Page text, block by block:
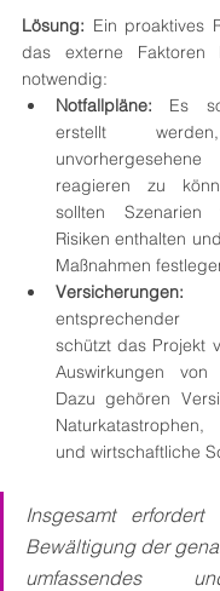
Lösung: Ein proaktives
das externe Faktoren
notwendig:
Notfallpläne: Es
erstellt
reagieren zu
sollten Szenarien
Risiken enthalten
Maßnahmen
Versicherungen:
entsprechender
schützt das Projekt
Auswirkungen von
Dazu gehören
und wirtschaftliche
Insgesamt
Bewältigung der
umfassendes